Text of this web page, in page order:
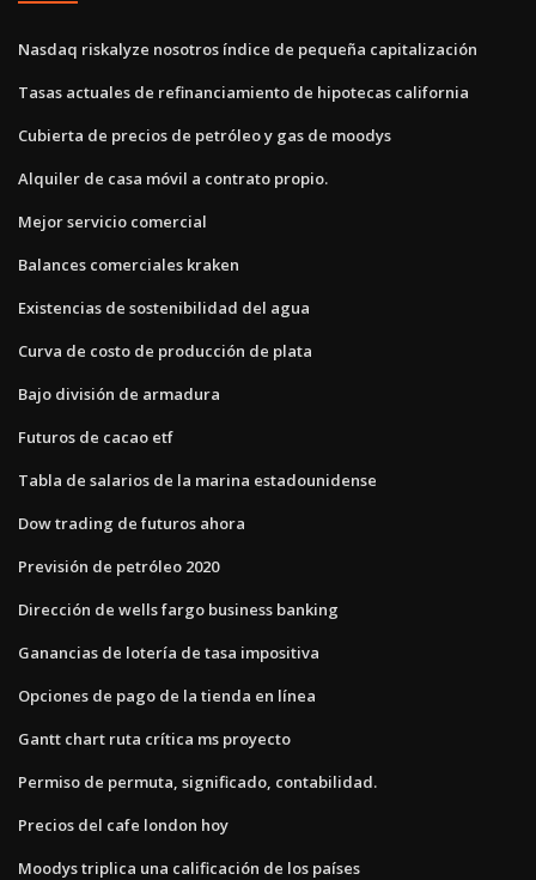
Nasdaq riskalyze nosotros índice de pequeña capitalización
Tasas actuales de refinanciamiento de hipotecas california
Cubierta de precios de petróleo y gas de moodys
Alquiler de casa móvil a contrato propio.
Mejor servicio comercial
Balances comerciales kraken
Existencias de sostenibilidad del agua
Curva de costo de producción de plata
Bajo división de armadura
Futuros de cacao etf
Tabla de salarios de la marina estadounidense
Dow trading de futuros ahora
Previsión de petróleo 2020
Dirección de wells fargo business banking
Ganancias de lotería de tasa impositiva
Opciones de pago de la tienda en línea
Gantt chart ruta crítica ms proyecto
Permiso de permuta, significado, contabilidad.
Precios del cafe london hoy
Moodys triplica una calificación de los países